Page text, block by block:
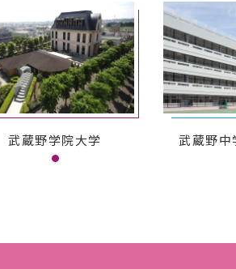
武蔵野学院大学 武蔵野